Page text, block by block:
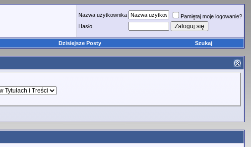
Nazwa użytkownika
Pamiętaj moje logowanie?
Hasło
Dzisiejsze Posty Szukaj